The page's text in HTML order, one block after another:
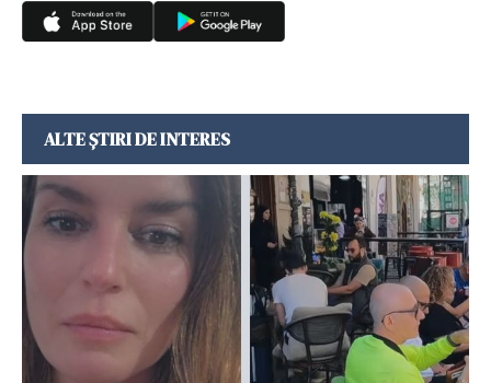
ALTE ȘTIRI DE INTERES